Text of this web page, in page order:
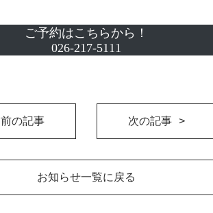
ご予約はこちらから！
026-217-5111
前の記事 次の記事
お知らせ一覧に戻る